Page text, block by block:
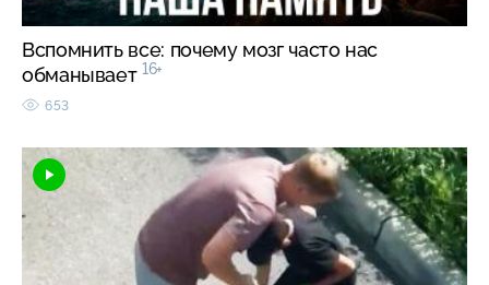
Вспомнить все: почему мозг часто нас
обманывает 16+
653